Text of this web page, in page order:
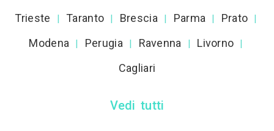
Trieste | Taranto | Brescia | Parma | Prato |
Modena | Perugia | Ravenna | Livorno |
Cagliari
Vedi tutti